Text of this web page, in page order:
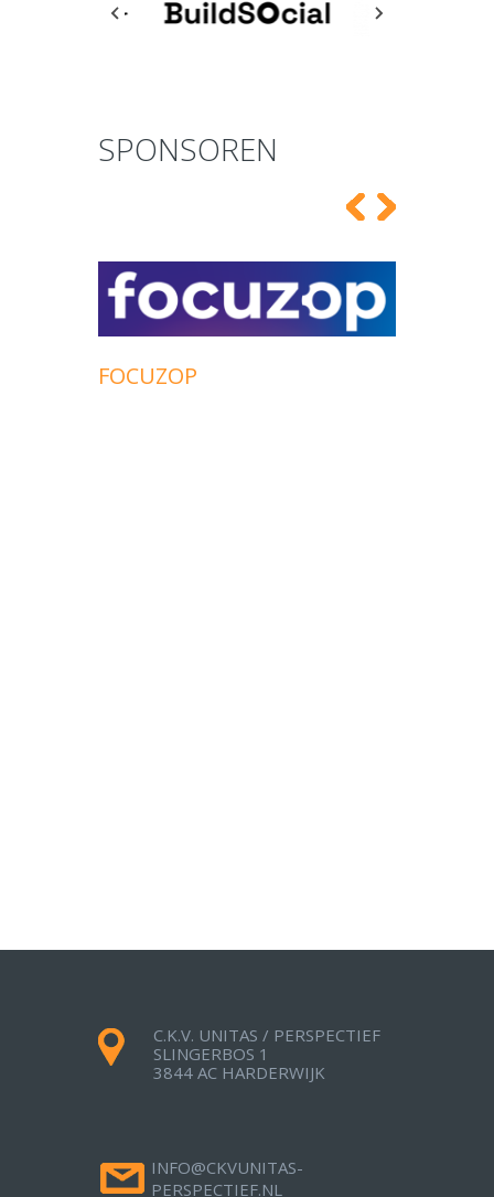
SPONSOREN
FOCUZOP
C.K.V. UNITAS / PERSPECTIEF
SLINGERBOS 1
3844 AC HARDERWIJK
INFO@CKVUNITAS-
PERSPECTIEF.NL